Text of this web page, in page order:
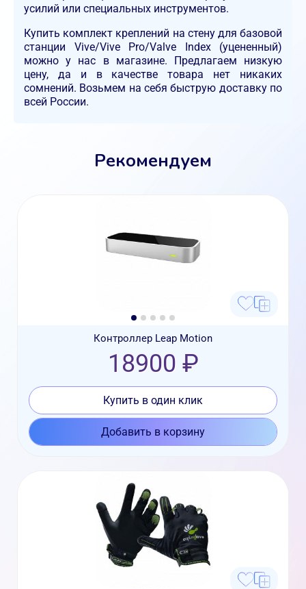
усилий или специальных инструментов.
Купить комплект креплений на стену для базовой
станции Vive/Vive Pro/Valve Index (уцененный)
можно у нас в магазине. Предлагаем низкую
цену, да и в качестве товара нет никаких
сомнений. Возьмем на себя быструю доставку по
всей России.
Рекомендуем
Контроллер Leap Motion
18900 ₽
Купить в один клик
Добавить в корзину